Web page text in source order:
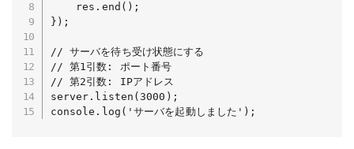
    res.end();
});
// サーバを待ち受け状態にする
// 第1引数: ポート番号
// 第2引数: IPアドレス
server.listen(3000);
console.log('サーバを起動しました');